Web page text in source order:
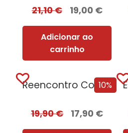
21,10€ 19,00 €
Adicionar ao
carrinho
10%
Reencontro Com o Passado – [Nova Edição]
19,90€ 17,90 €